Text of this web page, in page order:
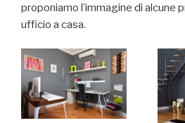
proponiamo l’immagine di alcune
ufficio a casa.